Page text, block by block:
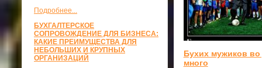
Подробнее...
БУХГАЛТЕРСКОЕ
СОПРОВОЖДЕНИЕ ДЛЯ БИЗНЕСА:
КАКИЕ ПРЕИМУЩЕСТВА ДЛЯ
НЕБОЛЬШИХ И КРУПНЫХ
ОРГАНИЗАЦИЙ
Бухих мужиков
много